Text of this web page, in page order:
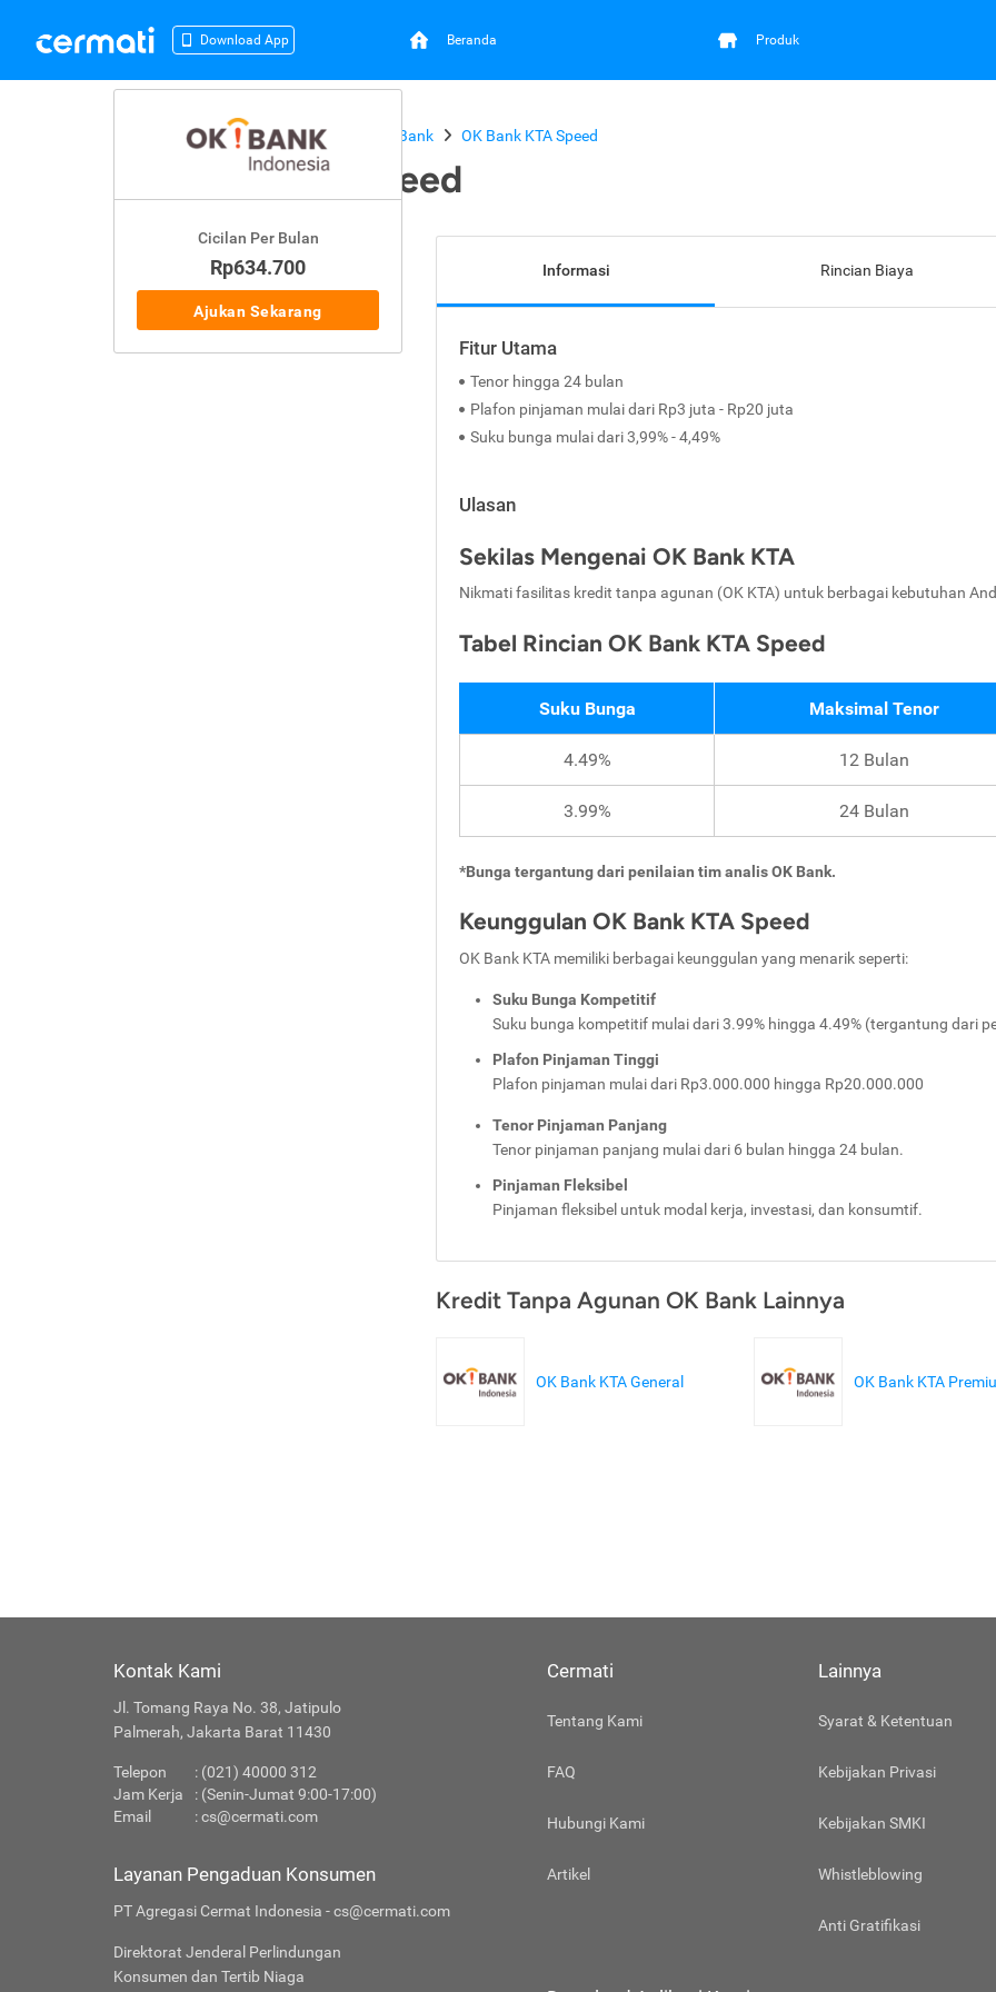
Download App Beranda Produk
Kredit Tanpa Agunan OK Bank OK Bank KTA Speed
OK Bank KTA Speed
Cicilan Per Bulan
Rp634.700
Ajukan Sekarang
Informasi Rincian Biaya
Fitur Utama
Tenor hingga 24 bulan
Plafon pinjaman mulai dari Rp3 juta - Rp20 juta
Suku bunga mulai dari 3,99% - 4,49%
Ulasan
Sekilas Mengenai OK Bank KTA
Nikmati fasilitas kredit tanpa agunan (OK KTA) untuk berbagai kebutuhan
Tabel Rincian OK Bank KTA Speed
Suku Bunga Maksimal Tenor
4.49% 12 Bulan
3.99% 24 Bulan
*Bunga tergantung dari penilaian tim analis OK Bank.
Keunggulan OK Bank KTA Speed
OK Bank KTA memiliki berbagai keunggulan yang menarik seperti:
Suku Bunga Kompetitif
Suku bunga kompetitif mulai dari 3.99% hingga 4.49% (tergantung dari
Plafon Pinjaman Tinggi
Plafon pinjaman mulai dari Rp3.000.000 hingga Rp20.000.000
Tenor Pinjaman Panjang
Tenor pinjaman panjang mulai dari 6 bulan hingga 24 bulan.
Pinjaman Fleksibel
Pinjaman fleksibel untuk modal kerja, investasi, dan konsumtif.
Kredit Tanpa Agunan OK Bank Lainnya
OK Bank KTA General OK Bank KTA
Kontak Kami
Jl. Tomang Raya No. 38, Jatipulo
Palmerah, Jakarta Barat 11430
Telepon
: (021) 40000 312
Jam Kerja
: (Senin-Jumat 9:00-17:00)
Email
:cs@cermati.com
Layanan Pengaduan Konsumen
PT Agregasi Cermat Indonesia - cs@cermati.com
Direktorat Jenderal Perlindungan
Konsumen dan Tertib Niaga
Cermati
Tentang Kami
FAQ
Hubungi Kami
Artikel
Lainnya
Syarat & Ketentuan
Kebijakan Privasi
Kebijakan SMKI
Whistleblowing
Anti Gratifikasi